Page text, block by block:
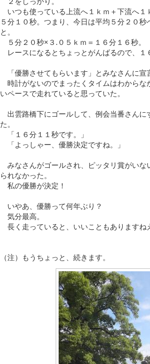
いつも使っている上流へ１ｋｍ＋下流へ１
５分１０秒。つまり、今日は平均５分２０
と。
５分２０秒×３.０５ｋｍ＝１６分１６秒。
レースになるとちょっとがんばるので、１
「優勝させてもらいます」とみなさんに宣
時計がないのでまったくタイムはわからな
いペースで走れていると思っていた。
出雲路橋下にゴールして、例会当番さんに
た。
「１６分１１秒です。」
「よっしゃー、優勝決定ですね。」
みなさんがゴールされ、ピッタリ賞がいな
られなかった。
私の優勝が決定！
いやあ、優勝って何年ぶり？
気分最高。
長く走っていると、いいこともありますね
（注）もうちょっと、続きます。